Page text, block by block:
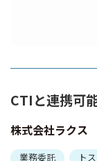
CTIと連携可
株式会社ラクス
業務委託 ト